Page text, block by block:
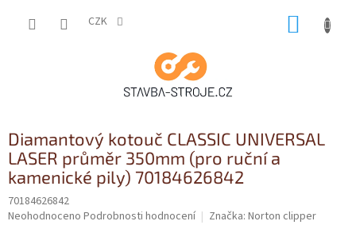
CZK
Diamantový kotouč CLASSIC UNIVERSAL
LASER průměr 350mm (pro ruční a
kamenické pily) 70184626842
70184626842
Průměrné
Neohodnoceno Podrobnosti hodnocení Značka: Norton clipper